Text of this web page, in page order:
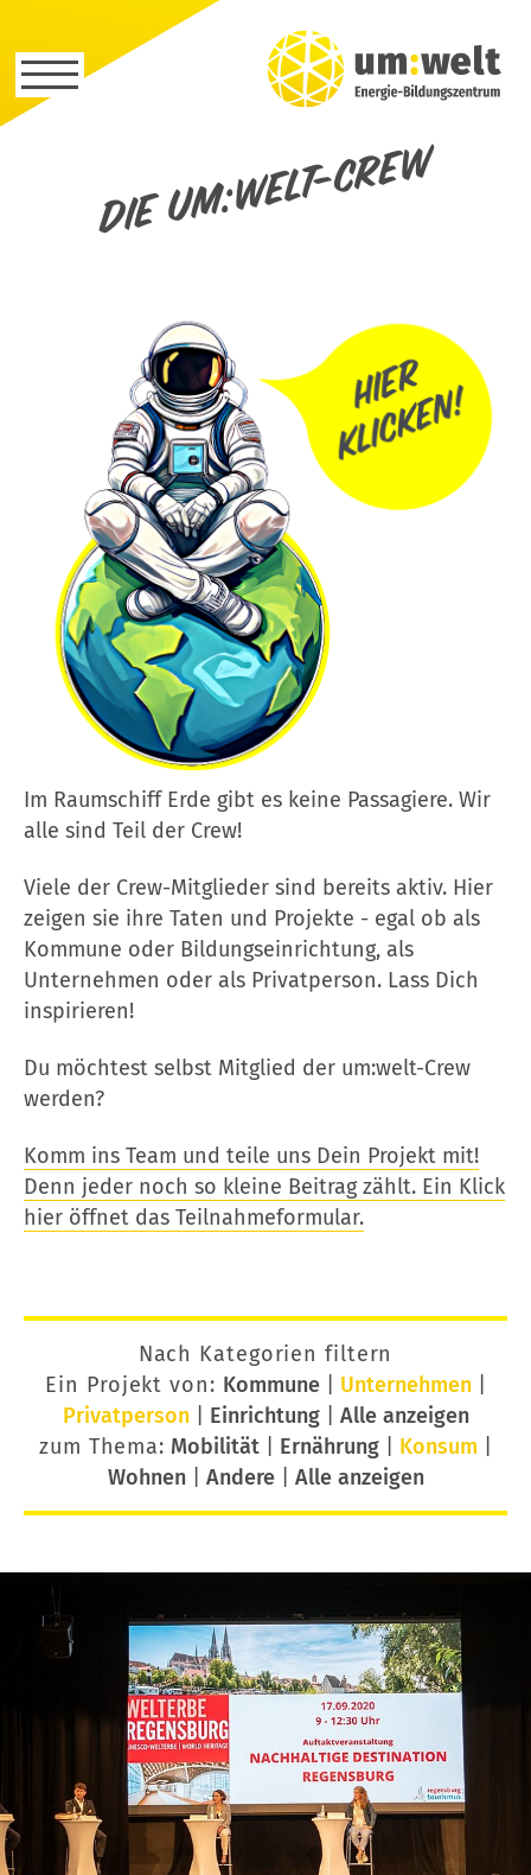
Die um:welt-Crew
Im Raumschiff Erde gibt es keine Passagiere. Wir
alle sind Teil der Crew!
Viele der Crew-Mitglieder sind bereits aktiv. Hier
zeigen sie ihre Taten und Projekte - egal ob als
Kommune oder Bildungseinrichtung, als
Unternehmen oder als Privatperson. Lass Dich
inspirieren!
Du möchtest selbst Mitglied der um:welt-Crew
werden?
Komm ins Team und teile uns Dein Projekt mit!
Denn jeder noch so kleine Beitrag zählt. Ein Klick
hier öffnet das Teilnahmeformular.
Nach Kategorien filtern
Ein Projekt von: Kommune| Unternehmen|
Privatperson| Einrichtung| Alle anzeigen
zum Thema: Mobilität Ernährung Konsum
Wohnen| Andere| Alle anzeigen